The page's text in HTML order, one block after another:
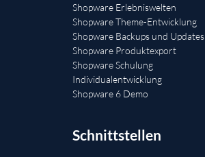
Shopware Erlebniswelten
Shopware Theme-Entwicklung
Shopware Backups und Updates
Shopware Produktexport
Shopware Schulung
Individualentwicklung
Shopware 6 Demo
Schnittstellen